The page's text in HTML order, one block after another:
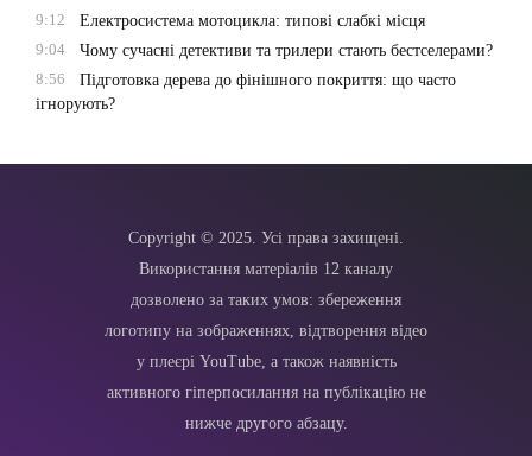
9:12
Електросистема мотоцикла: типові слабкі місця
9:04
Чому сучасні детективи та трилери стають бестселерами?
8:56
Підготовка дерева до фінішного покриття: що часто
ігнорують?
Copyright © 2025. Усі права захищені.
Використання матеріалів 12 каналу
дозволено за таких умов: збереження
логотипу на зображеннях, відтворення відео
у плеєрі YouTube, а також наявність
активного гіперпосилання на публікацію не
нижче другого абзацу.